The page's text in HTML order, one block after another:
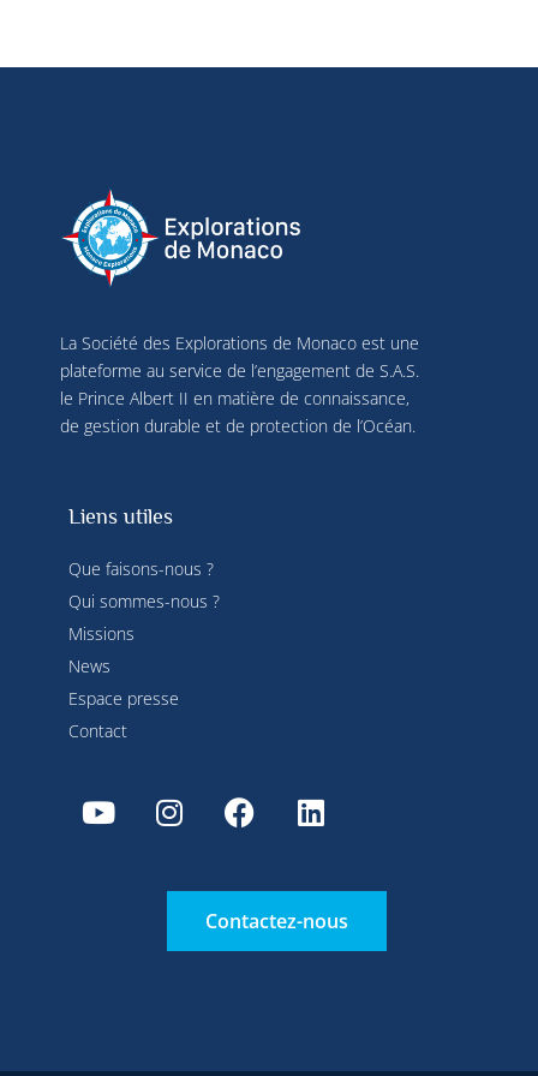
La Société des Explorations de Monaco est une
plateforme au service de l’engagement de S.A.S.
le Prince Albert II en matière de connaissance,
de gestion durable et de protection de l’Océan.
Liens utiles
Que faisons-nous ?
Qui sommes-nous ?
Missions
News
Espace presse
Contact
Contactez-nous